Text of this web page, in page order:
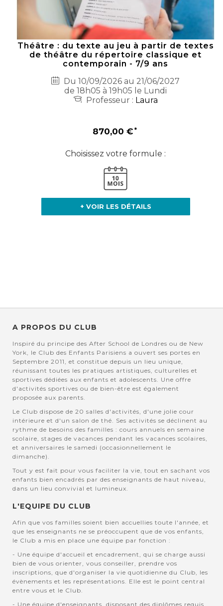
Théâtre : du texte au jeu à partir de textes
de théâtre du répertoire classique et
contemporain - 7/9 ans
Du 10/09/2026 au 21/06/2027
de 18h05 à 19h05 le Lundi
Professeur : Laura
870,00 €
Choisissez votre formule :
+ VOIR LES DÉTAILS
A PROPOS DU CLUB
Inspiré du principe des After School de Londres ou de New
York, le Club des Enfants Parisiens a ouvert ses portes en
Septembre 2011, et constitue depuis un lieu unique,
réunissant toutes les pratiques artistiques, culturelles et
sportives dédiées aux enfants et adolescents. Une offre
d'activités sportives ou de bien-être est également
proposée aux parents.
Le Club dispose de 20 salles d'activités, d'une jolie cour
intérieure et d'un salon de thé. Ses activités se déclinent au
rythme de besoins des familles : cours annuels en semaine
scolaire, stages de vacances pendant les vacances scolaires,
et anniversaires le samedi (occasionnellement le
dimanche).
Tout y est fait pour vous faciliter la vie, tout en sachant vos
enfants bien encadrés par des enseignants de haut niveau,
dans un lieu convivial et lumineux.
L'EQUIPE DU CLUB
Afin que vos familles soient bien accuellies toute l'année, et
que les enseignants ne se préoccupent que de vos enfants,
le Club a mis en place une équipe par fonction :
- Une équipe d'accueil et encadrement, qui se charge aussi
bien de vous orienter, vous conseiller, prendre vos
inscriptions, que d'organiser la vie quotidienne du Club, les
évènements et les représentations. Elle est le point central
entre vous et le Club.
- Une équipe d'enseignants, disposant des diplômes requis